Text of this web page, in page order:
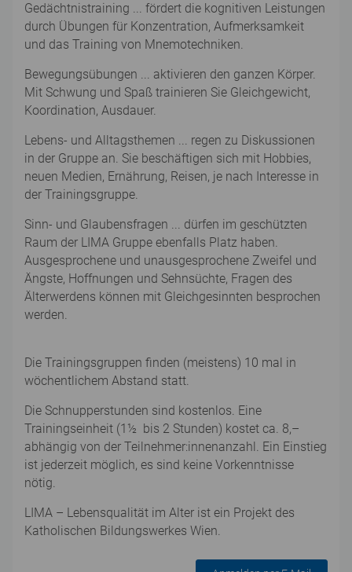
Gedächtnistraining ... fördert die kognitiven Leistungen
durch Übungen für Konzentration, Aufmerksamkeit
und das Training von Mnemotechniken.
Bewegungsübungen ... aktivieren den ganzen Körper.
Mit Schwung und Spaß trainieren Sie Gleichgewicht,
Koordination, Ausdauer.
Lebens- und Alltagsthemen ... regen zu Diskussionen
in der Gruppe an. Sie beschäftigen sich mit Hobbies,
neuen Medien, Ernährung, Reisen, je nach Interesse in
der Trainingsgruppe.
Sinn- und Glaubensfragen ... dürfen im geschützten
Raum der LIMA Gruppe ebenfalls Platz haben.
Ausgesprochene und unausgesprochene Zweifel und
Ängste, Hoffnungen und Sehnsüchte, Fragen des
Älterwerdens können mit Gleichgesinnten besprochen
werden.
Die Trainingsgruppen finden (meistens) 10 mal in
wöchentlichem Abstand statt.
Die Schnupperstunden sind kostenlos. Eine
Trainingseinheit (1½ bis 2 Stunden) kostet ca. 8,–
abhängig von der Teilnehmer:innenanzahl. Ein Einstieg
ist jederzeit möglich, es sind keine Vorkenntnisse
nötig.
LIMA – Lebensqualität im Alter ist ein Projekt des
Katholischen Bildungswerkes Wien.